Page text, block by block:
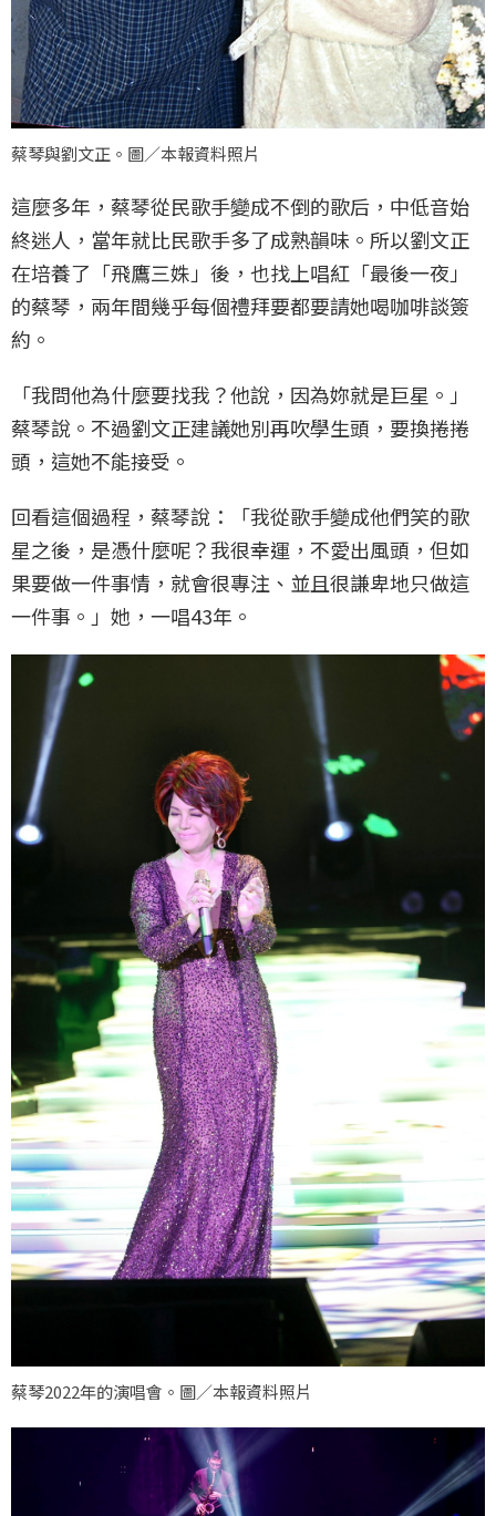
蔡琴與劉文正。圖／本報資料照片
這麼多年，蔡琴從民歌手變成不倒的歌后，中低音始
終迷人，當年就比民歌手多了成熟韻味。所以劉文正
在培養了「飛鷹三姝」後，也找上唱紅「最後一夜」
的蔡琴，兩年間幾乎每個禮拜要都要請她喝咖啡談簽
約。
「我問他為什麼要找我？他說，因為妳就是巨星。」
蔡琴說。不過劉文正建議她別再吹學生頭，要換捲捲
頭，這她不能接受。
回看這個過程，蔡琴說：「我從歌手變成他們笑的歌
星之後，是憑什麼呢？我很幸運，不愛出風頭，但如
果要做一件事情，就會很專注、並且很謙卑地只做這
一件事。」她，一唱43年。
蔡琴2022年的演唱會。圖／本報資料照片